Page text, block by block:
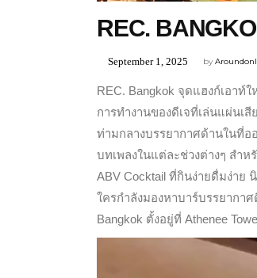
REC.
by
September 1, 2025
REC. Bangkok จุดแฮงก์เอาท์
การทำงานของดีเจที่เล่นแผ่นเ
ท่ามกลางบรรยากาศด้านในที่
บทเพลงในแต่ละช่วงต่างๆ สำหรั
ABV Cocktail ที่กินง่ายดื่มง่าย
ใครกำลังมองหาบาร์บรรยาก
Bangkok ตั้งอยู่ที่ Athenee